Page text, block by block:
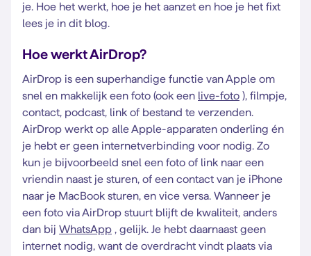
je. Hoe het werkt, hoe je het aanzet en hoe je het fixt
lees je in dit blog.
Hoe werkt AirDrop?
AirDrop is een superhandige functie van Apple om
snel en makkelijk een foto (ook een live-foto ), filmpje,
contact, podcast, link of bestand te verzenden.
AirDrop werkt op alle Apple-apparaten onderling én
je hebt er geen internetverbinding voor nodig. Zo
kun je bijvoorbeeld snel een foto of link naar een
vriendin naast je sturen, of een contact van je iPhone
naar je MacBook sturen, en vice versa. Wanneer je
een foto via AirDrop stuurt blijft de kwaliteit, anders
dan bij WhatsApp , gelijk. Je hebt daarnaast geen
internet nodig, want de overdracht vindt plaats via